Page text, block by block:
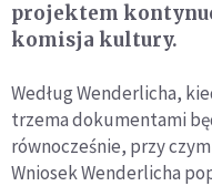
projektem
komisja kultury.
Według Wenderlicha,
trzema dokumentami
równocześnie, przy
Wniosek Wenderlicha